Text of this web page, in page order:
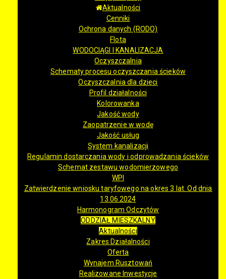
Aktualności
Cenniki
Ochrona danych (RODO)
Flota
WODOCIĄGI I KANALIZACJA
Oczyszczalnia
Schematy procesu oczyszczania ścieków
Oczyszczalnia dla dzieci
Profil działalności
Kolorowanka
Jakość wody
Zaopatrzenie w wodę
Jakość usług
System kanalizacji
Regulamin dostarczania wody i odprowadzania ścieków
Schemat zestawu wodomierzowego
WPI
Zatwierdzenie wniosku taryfowego na okres 3 lat. Od dnia
13.06.2024
Harmonogram Odczytów
ODDZIAŁ MIESZKALNY
Aktualności
Zakres Działalności
Oferta
Wynajem Rusztowań
Realizowane Inwestycje